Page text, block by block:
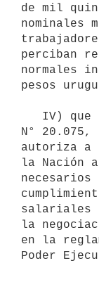
de mil
nominales
perciban
normales
pesos
N° 20.075,
autoriza a
la Nación
salariales
la
en la
Poder